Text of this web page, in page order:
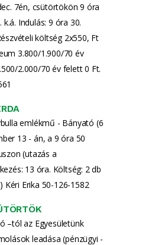
7én, csütörtökön 9 óra
k.á. Indulás: 9 óra 30.
költség 2x550, Ft
3.800/1.900/70 év
2.000/70 év felett 0 Ft.
emlékmű - Bányató (6
13 - án, a 9 óra 50
(utazás a
13 óra. Költség: 2 db
Kéri Erika 50-126-1582
–tól az Egyesületünk
leadása (pénzügyi -